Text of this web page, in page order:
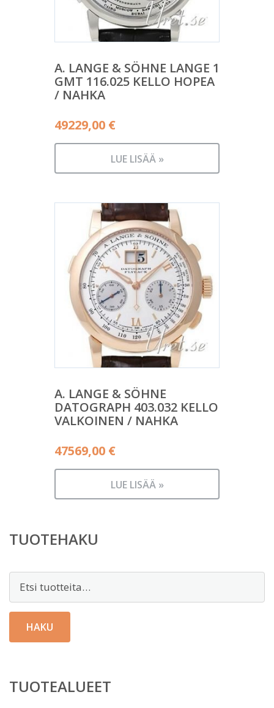
A. LANGE & SÖHNE LANGE 1
GMT 116.025 KELLO HOPEA
/ NAHKA
49229,00 €
LUE LISÄÄ »
A. LANGE & SÖHNE
DATOGRAPH 403.032 KELLO
VALKOINEN / NAHKA
47569,00 €
LUE LISÄÄ »
TUOTEHAKU
Etsi:
HAKU
TUOTEALUEET